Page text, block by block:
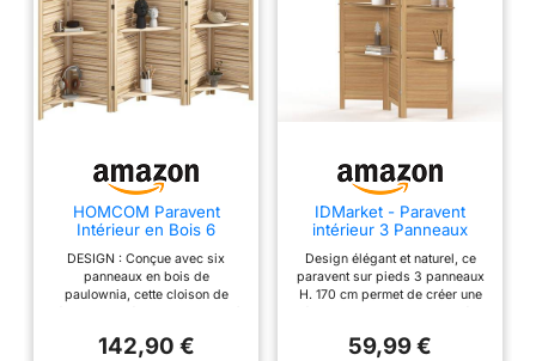
HOMCOM Paravent
Intérieur en Bois 6
Bois Naturel
DESIGN : Conçue avec six
panneaux en bois de
paulownia, cette cloison de
naturel à grain de bois pour une
142,90 €
IDMarket - Paravent
intérieur 3 Panneaux
étagères Bois
Design élégant et naturel, ce
paravent sur pieds 3 panneaux
H. 170 cm permet de créer une
chambre, salon, bureau ou autre
59,99 €